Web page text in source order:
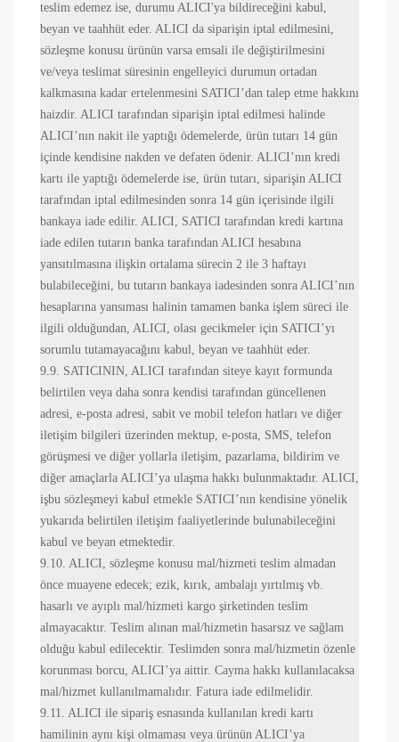
teslim edemez ise, durumu ALICI'ya bildireceğini kabul,
beyan ve taahhüt eder. ALICI da siparişin iptal edilmesini,
sözleşme konusu ürünün varsa emsali ile değiştirilmesini
ve/veya teslimat süresinin engelleyici durumun ortadan
kalkmasına kadar ertelenmesini SATICI’dan talep etme hakkını
haizdir. ALICI tarafından siparişin iptal edilmesi halinde
ALICI’nın nakit ile yaptığı ödemelerde, ürün tutarı 14 gün
içinde kendisine nakden ve defaten ödenir. ALICI’nın kredi
kartı ile yaptığı ödemelerde ise, ürün tutarı, siparişin ALICI
tarafından iptal edilmesinden sonra 14 gün içerisinde ilgili
bankaya iade edilir. ALICI, SATICI tarafından kredi kartına
iade edilen tutarın banka tarafından ALICI hesabına
yansıtılmasına ilişkin ortalama sürecin 2 ile 3 haftayı
bulabileceğini, bu tutarın bankaya iadesinden sonra ALICI’nın
hesaplarına yansıması halinin tamamen banka işlem süreci ile
ilgili olduğundan, ALICI, olası gecikmeler için SATICI’yı
sorumlu tutamayacağını kabul, beyan ve taahhüt eder.
9.9. SATICININ, ALICI tarafından siteye kayıt formunda
belirtilen veya daha sonra kendisi tarafından güncellenen
adresi, e-posta adresi, sabit ve mobil telefon hatları ve diğer
iletişim bilgileri üzerinden mektup, e-posta, SMS, telefon
görüşmesi ve diğer yollarla iletişim, pazarlama, bildirim ve
diğer amaçlarla ALICI’ya ulaşma hakkı bulunmaktadır. ALICI,
işbu sözleşmeyi kabul etmekle SATICI’nın kendisine yönelik
yukarıda belirtilen iletişim faaliyetlerinde bulunabileceğini
kabul ve beyan etmektedir.
9.10. ALICI, sözleşme konusu mal/hizmeti teslim almadan
önce muayene edecek; ezik, kırık, ambalajı yırtılmış vb.
hasarlı ve ayıplı mal/hizmeti kargo şirketinden teslim
almayacaktır. Teslim alınan mal/hizmetin hasarsız ve sağlam
olduğu kabul edilecektir. Teslimden sonra mal/hizmetin özenle
korunması borcu, ALICI’ya aittir. Cayma hakkı kullanılacaksa
mal/hizmet kullanılmamalıdır. Fatura iade edilmelidir.
9.11. ALICI ile sipariş esnasında kullanılan kredi kartı
hamilinin aynı kişi olmaması veya ürünün ALICI’ya